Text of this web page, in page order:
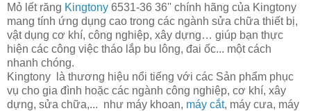
Mỏ lết răng Kingtony 6531-36 36'' chính hãng của Kingtony
mang tính ứng dụng cao trong các ngành sửa chữa thiết bị,
vật dụng cơ khí, công nghiệp, xây dựng… giúp bạn thực
hiện các công việc tháo lắp bu lông, đai ốc... một cách
nhanh chóng.
Kingtony là thương hiệu nổi tiếng với các Sản phẩm phục
vụ cho gia đình hoặc các ngành công nghiệp, cơ khí, xây
dựng, sửa chữa,... như máy khoan, máy cắt, máy cưa, máy